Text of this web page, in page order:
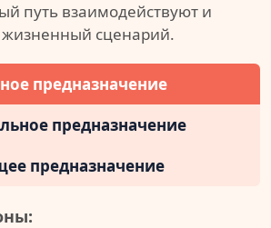
путь взаимодействуют и
сценарий.
предназначение
предназначение
предназначение